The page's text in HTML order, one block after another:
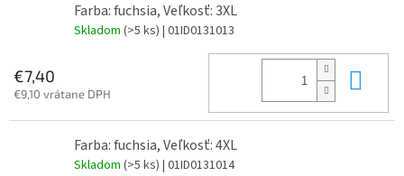
Farba: fuchsia, Veľkosť: 3XL
Skladom (>5 ks) | 01ID0131013
€7,40
€9,10 vrátane DPH
Farba: fuchsia, Veľkosť: 4XL
Skladom (>5 ks) | 01ID0131014